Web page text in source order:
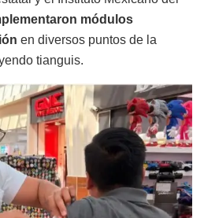
módulos
en diversos puntos de la
tianguis.